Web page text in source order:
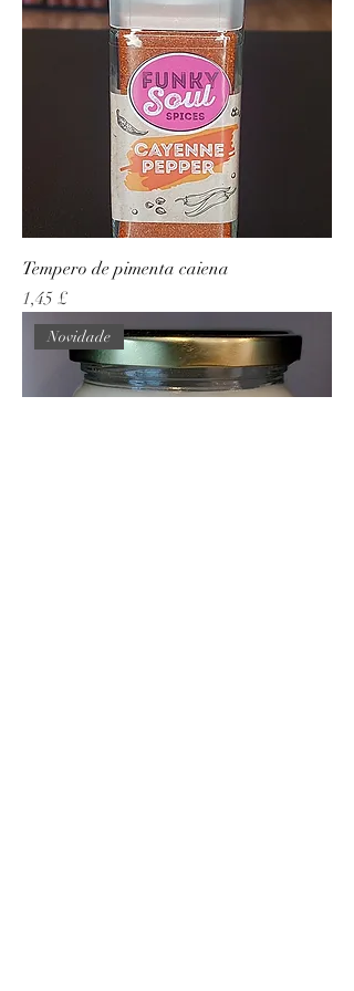
Tempero de pimenta caiena
Preço
1,45 £
Novidade